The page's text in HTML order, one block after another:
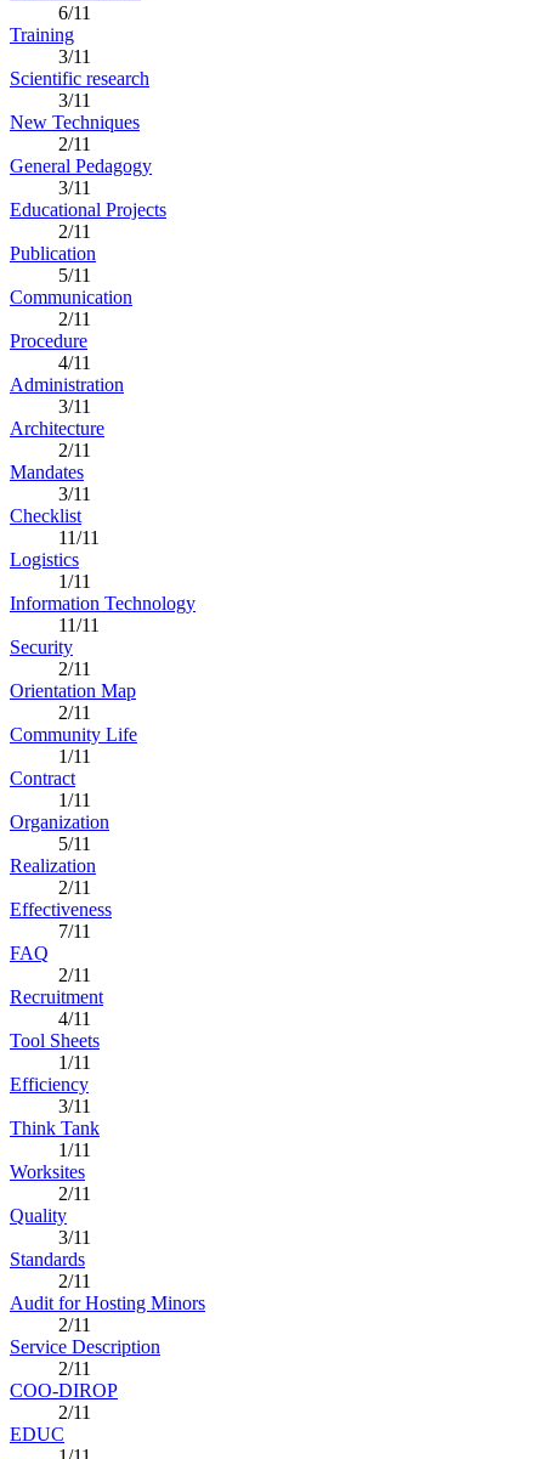
6/11
Training
3/11
Scientific research
3/11
New Techniques
2/11
General Pedagogy
3/11
Educational Projects
2/11
Publication
5/11
Communication
2/11
Procedure
4/11
Administration
3/11
Architecture
2/11
Mandates
3/11
Checklist
11/11
Logistics
1/11
Information Technology
11/11
Security
2/11
Orientation Map
2/11
Community Life
1/11
Contract
1/11
Organization
5/11
Realization
2/11
Effectiveness
7/11
FAQ
2/11
Recruitment
4/11
Tool Sheets
1/11
Efficiency
3/11
Think Tank
1/11
Worksites
2/11
Quality
3/11
Standards
2/11
Audit for Hosting Minors
2/11
Service Description
2/11
COO-DIROP
2/11
EDUC